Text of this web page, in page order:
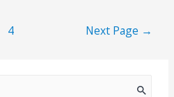
4 Next Page →